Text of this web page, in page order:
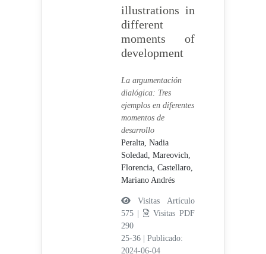
illustrations in
different
moments of
development
La argumentación
dialógica: Tres
ejemplos en diferentes
momentos de
desarrollo
Peralta, Nadia
Soledad, Mareovich,
Florencia, Castellaro,
Mariano Andrés
Visitas Artículo
575 |
Visitas PDF
290
25-36
Publicado:
2024-06-04